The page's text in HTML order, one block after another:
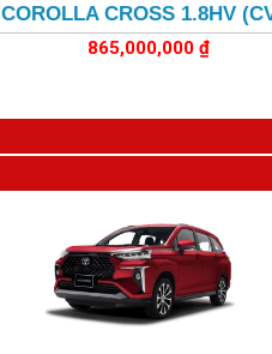
COROLLA CROSS 1.8HV
865,000,000₫